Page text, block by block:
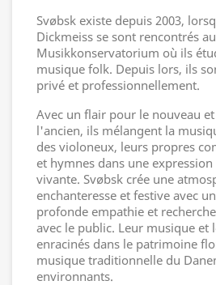
Svøbsk existe depuis 2003,
Dickmeiss se sont rencontrés
Musikkonservatorium où ils
musique folk. Depuis lors, ils
privé et professionnellement.
Avec un flair pour le nouveau
l'ancien, ils mélangent la
des violoneux, leurs propres
et hymnes dans une
vivante. Svøbsk crée une
enchanteresse et festive avec
profonde empathie et
avec le public. Leur musique et
enracinés dans le patrimoine
musique traditionnelle du
environnants.